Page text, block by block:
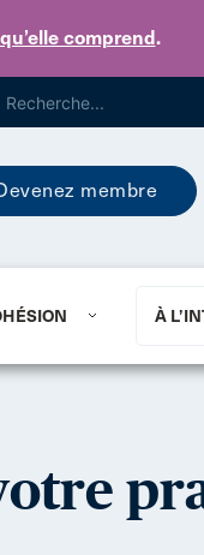
qu’elle comprend.
membre
À